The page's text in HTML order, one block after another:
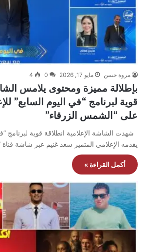
مروة حسن مايو 17, 2026 0
4
​بإطلالة مميزة ومحتوى يلامس
قوية لبرنامج “في اليوم السابع”
على “الشمس الزرقاء”
شهدت الشاشة الإعلامية انطلاقة قوية لبرنامج
يقدمه الإعلامي المتميز سعد غنيم عبر شاشة
أكمل القراءة »